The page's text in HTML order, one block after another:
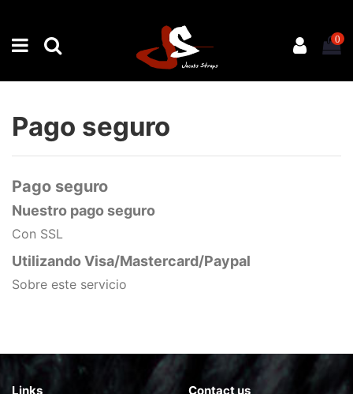
0
Pago seguro
Pago seguro
Nuestro pago seguro
Con SSL
Utilizando Visa/Mastercard/Paypal
Sobre este servicio
Links Contact us